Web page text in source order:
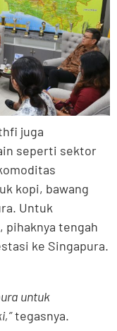
juga
seperti sektor
kopi, bawang
Untuk
pihaknya tengah
ke Singapura.
untuk
tegasnya.